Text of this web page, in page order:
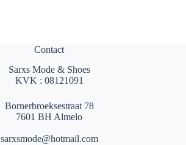
Contact
Sarxs Mode & Shoes
KVK : 08121091
Bornerbroeksestraat 78
7601 BH Almelo
sarxsmode@hotmail.com